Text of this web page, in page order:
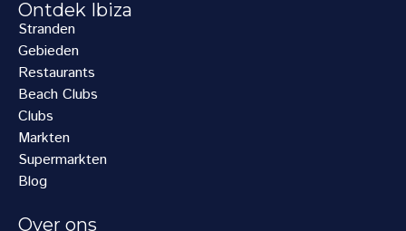
Ontdek Ibiza
Stranden
Gebieden
Restaurants
Beach Clubs
Clubs
Markten
Supermarkten
Blog
Over ons